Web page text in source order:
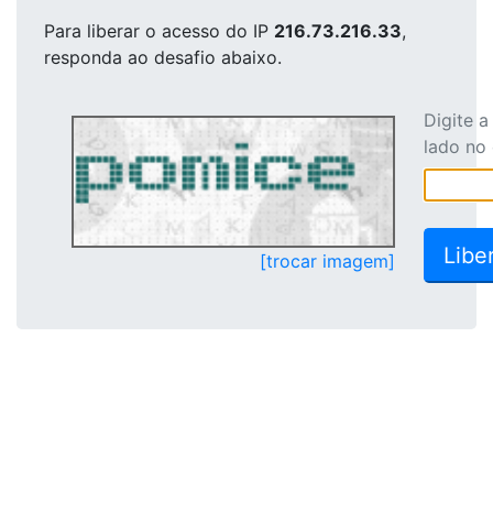
Para liberar o acesso do IP 216.73.216.33,
responda ao desafio abaixo.
[trocar imagem]
Digite
lado no